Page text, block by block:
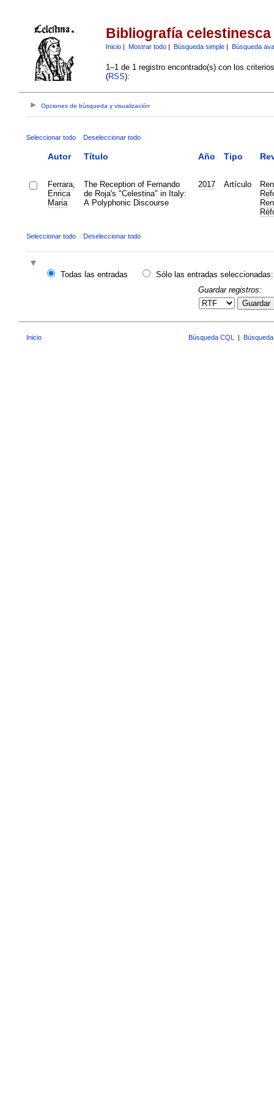
Bibliografía celestinesca
Inicio| Mostrar todo| Búsqueda simple| Búsqueda
1–1 de 1 registro encontrado(s) con los
(RSS):
Opciones de búsqueda y visualización
Seleccionar todo Deseleccionar todo
Autor Título Año Tipo
Ferrara,
Enrica
Maria
The Reception of Fernando
de Roja's "Celestina" in Italy:
A Polyphonic Discourse
2017 Artículo
Seleccionar todo Deseleccionar todo
Todas las entradas
Sólo las entradas seleccionadas:
Guardar registros:
Guardar
Inicio Búsqueda CQL